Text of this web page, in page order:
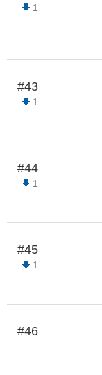
1
#43
1
#44
1
#45
1
#46